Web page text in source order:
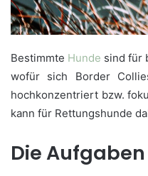
Bestimmte Hunde sind für
wofür sich Border
hochkonzentriert bzw.
kann für Rettungshunde
Die